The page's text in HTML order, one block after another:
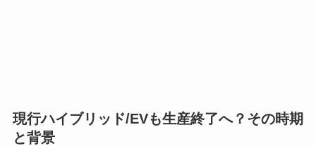
現行ハイブリッド/EVも生産終了へ？その時期
と背景